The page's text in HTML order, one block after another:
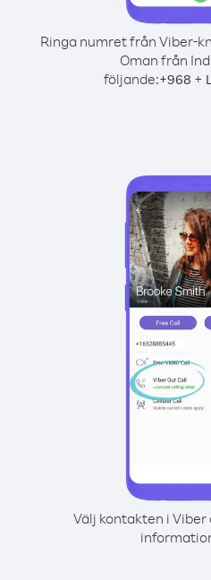
Ringa numret från Viber-
Oman från
följande:+968 +
Välj kontakten i